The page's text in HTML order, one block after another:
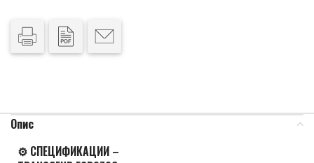
Опис
⚙️ СПЕЦИФИКАЦИИ –